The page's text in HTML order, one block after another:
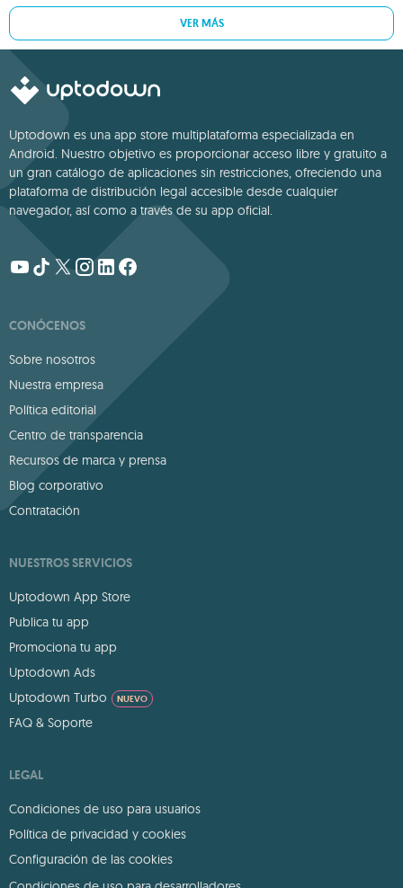
VER MÁS
Uptodown es una app store multiplataforma especializada en
Android. Nuestro objetivo es proporcionar acceso libre y gratuito a
un gran catálogo de aplicaciones sin restricciones, ofreciendo una
plataforma de distribución legal accesible desde cualquier
navegador, así como a través de su app oficial.
CONÓCENOS
Sobre nosotros
Nuestra empresa
Política editorial
Centro de transparencia
Recursos de marca y prensa
Blog corporativo
Contratación
NUESTROS SERVICIOS
Uptodown App Store
Publica tu app
Promociona tu app
Uptodown Ads
Uptodown Turbo
NUEVO
FAQ & Soporte
LEGAL
Condiciones de uso para usuarios
Política de privacidad y cookies
Configuración de las cookies